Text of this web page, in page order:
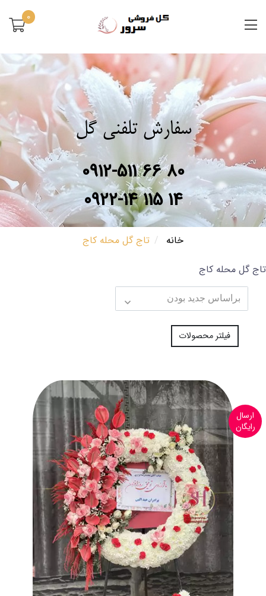
0
سفارش تلفنی گل
0912-511 66 80
0922-14 115 14
خانه
تاج گل محله کاج
تاج گل محله کاج
فیلتر محصولات
ارسال
رایگان